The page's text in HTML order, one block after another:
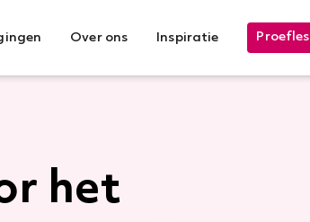
Over ons Inspiratie Proefles
het